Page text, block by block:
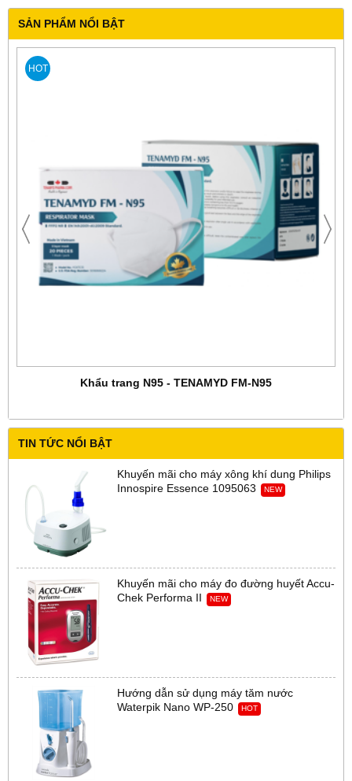
SẢN PHẨM NỔI BẬT
HOT
Khẩu trang N95 - TENAMYD FM-N95
TIN TỨC NỔI BẬT
Khuyến mãi cho máy xông khí dung Philips
Innospire Essence 1095063
NEW
Khuyến mãi cho máy đo đường huyết Accu-
Chek Performa II
NEW
Hướng dẫn sử dụng máy tăm nước
Waterpik Nano WP-250
HOT